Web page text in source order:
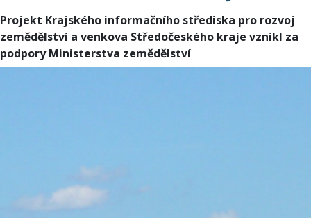
Projekt Krajského informačního střediska pro rozvoj
zemědělství a venkova Středočeského kraje vznikl za
podpory Ministerstva zemědělství